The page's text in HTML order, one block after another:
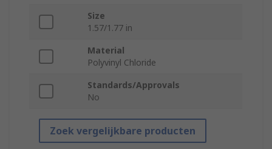
Size
1.57/1.77 in
Material
Polyvinyl Chloride
Standards/Approvals
No
Zoek vergelijkbare producten